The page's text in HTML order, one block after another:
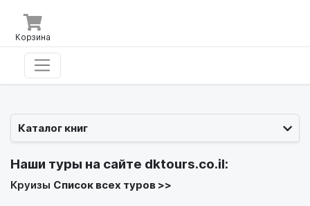
Корзина
Каталог книг
Наши туры на сайте dktours.co.il:
Круизы Список всех туров >>